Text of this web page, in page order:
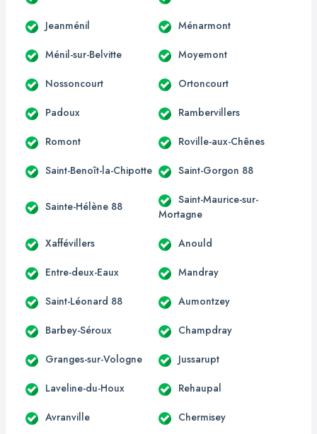
Jeanménil Ménarmont
Ménil-sur-Belvitte Moyemont
Nossoncourt Ortoncourt
Padoux Rambervillers
Romont Roville-aux-Chênes
Saint-Benoît-la-Chipotte Saint-Gorgon 88
Sainte-Hélène 88
Saint-Maurice-sur-
Mortagne
Xaffévillers Anould
Entre-deux-Eaux Mandray
Saint-Léonard 88 Aumontzey
Barbey-Séroux Champdray
Granges-sur-Vologne Jussarupt
Laveline-du-Houx Rehaupal
Avranville Chermisey